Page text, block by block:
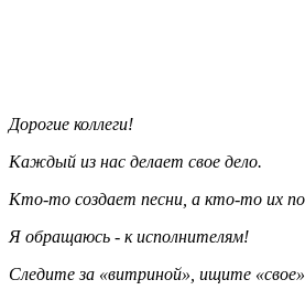
Дорогие коллеги!
Каждый из нас делает свое дело.
Кто-то создает песни, а кто-то их
Я обращаюсь - к исполнителям!
Следите за «витриной», ищите